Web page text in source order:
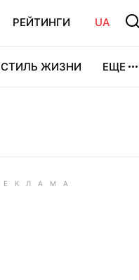
РЕЙТИНГИ UA
СТИЛЬ ЖИЗНИ ЕЩЕ